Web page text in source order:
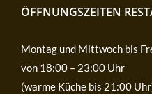
ÖFFNUNGSZEITEN
Montag und Mittwoch bis
von 18:00 – 23:00 Uhr
(warme Küche bis 21:00